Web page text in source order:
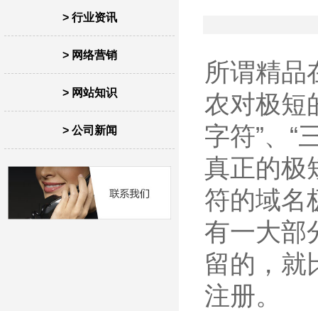
> 行业资讯
> 网络营销
> 网站知识
> 公司新闻
所谓精品
农对极短
字符”、“
真正的极
符的域名
有一大部
留的，就
注册。